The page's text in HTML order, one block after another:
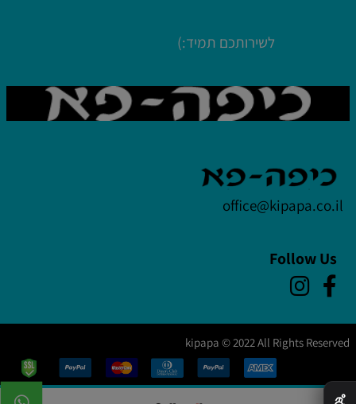
לשירותכם תמיד:)
office@kipapa.co.il
Follow Us
kipapa © 2022 All Rights Reserved